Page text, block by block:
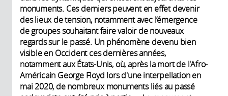
monuments. Ces derniers peuvent en effet devenir
des lieux de tension, notamment avec l’émergence
de groupes souhaitant faire valoir de nouveaux
regards sur le passé. Un phénomène devenu bien
visible en Occident ces dernières années,
notamment aux États-Unis, où, après la mort de l'Afro-
Américain George Floyd lors d'une interpellation en
mai 2020, de nombreux monuments liés au passé